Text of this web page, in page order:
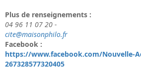
Plus de renseignements :
04 96 11 07 20 -
cite@maisonphilo.fr
Facebook :
https://www.facebook.com/Nouvelle-
267328577320405